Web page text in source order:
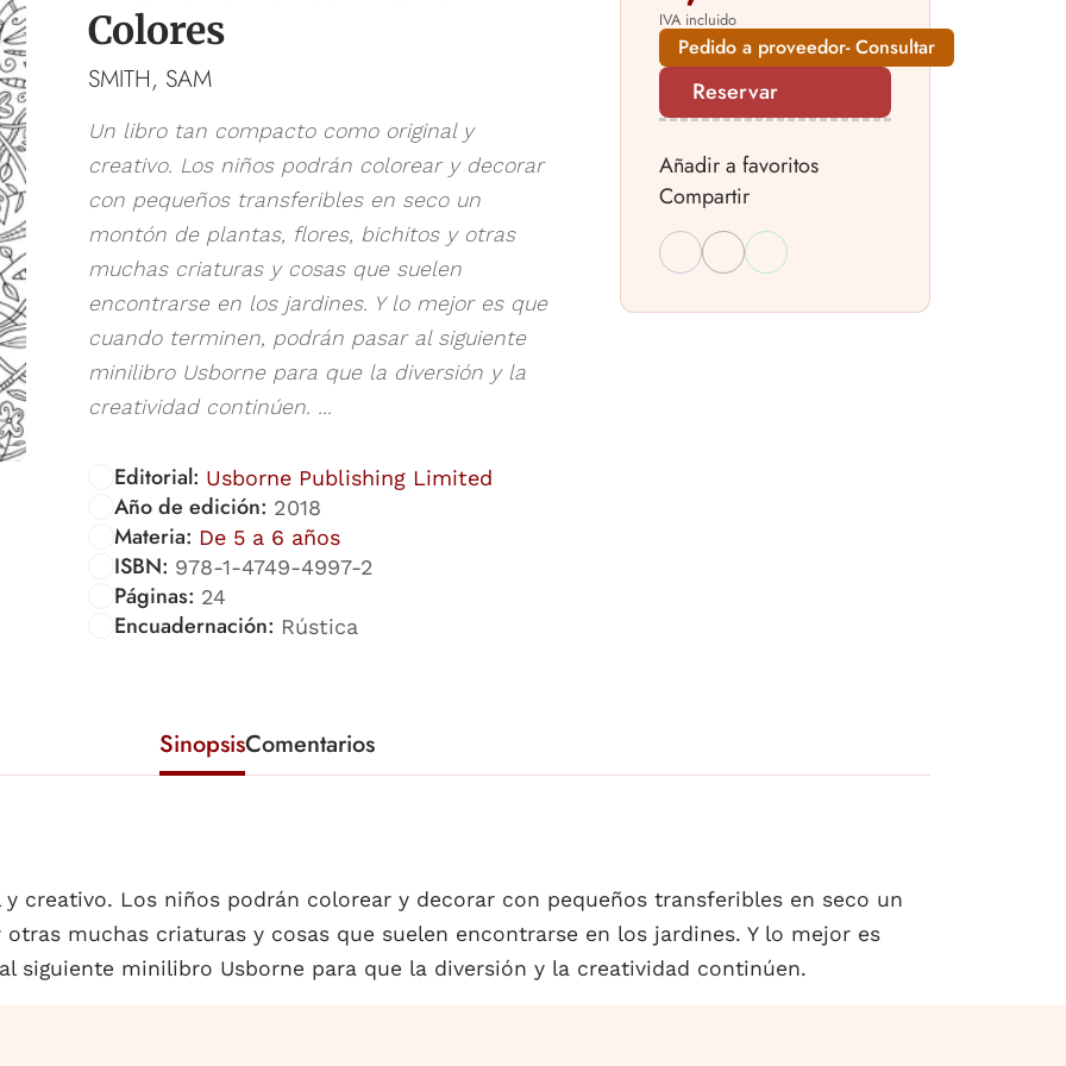
Colores
SMITH, SAM
Un libro tan compacto como original y
creativo. Los niños podrán colorear y decorar
con pequeños transferibles en seco un
montón de plantas, flores, bichitos y otras
muchas criaturas y cosas que suelen
encontrarse en los jardines. Y lo mejor es que
cuando terminen, podrán pasar al siguiente
minilibro Usborne para que la diversión y la
creatividad continúen. ...
Editorial: Usborne Publishing Limited
Año de edición: 2018
Materia: De 5 a 6 años
ISBN: 978-1-4749-4997-2
Páginas: 24
Encuadernación: Rústica
IVA incluido
Pedido a proveedor- Consultar
Reservar
Añadir a favoritos
Compartir
SinopsisComentarios
creativo. Los niños podrán colorear y decorar con pequeños transferibles en seco un
muchas criaturas y cosas que suelen encontrarse en los jardines. Y lo mejor es
siguiente minilibro Usborne para que la diversión y la creatividad continúen.